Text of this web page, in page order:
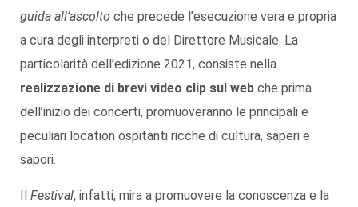
guida all’ascolto che precede l’esecuzione vera e propria
a cura degli interpreti o del Direttore Musicale. La
particolarità dell’edizione 2021, consiste nella
realizzazione di brevi video clip sul web che prima
dell’inizio dei concerti, promuoveranno le principali e
peculiari location ospitanti ricche di cultura, saperi e
sapori.
Festival, infatti, mira a promuovere la conoscenza e la